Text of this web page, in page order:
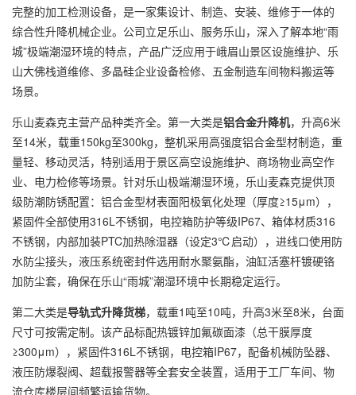
完整的加工检测设备，是一家集设计、制造、安装、维修于一体的
综合性升降机械企业。公司立足乐山、服务乐山，深入了解本地“雨
城”极端潮湿环境的特点，产品广泛应用于峨眉山景区设施维护、乐
山大佛栈道维修、多晶硅企业设备检修、五金制造车间物料搬运等
场景。
乐山麦森克主营产品种类齐全。第一大类是铝合金升降机，升高6米
至14米，载重150kg至300kg，整机采用高强度铝合金型材制造，重
量轻、移动灵活，特别适用于景区高空设施维护、商场物业高空作
业、电力检修等场景。针对乐山极端潮湿环境，乐山麦森克提供顶
级防潮防锈配置：铝合金型材表面阳极氧化处理（厚度≥15μm），
紧固件全部使用316L不锈钢，电控箱防护等级IP67、箱体材质316
不锈钢，内部加装PTC加热除湿器（设定3℃启动），进线口使用防
水防尘接头，液压系统密封件选用耐水聚氨酯，油缸活塞杆镀硬铬
加防尘套，确保在乐山“雨城”潮湿环境中长期稳定运行。
第二大类是导轨式升降货梯，载重1吨至10吨，升高3米至8米，台面
尺寸可按需定制。该产品标配热镀锌加氟碳面漆（总干膜厚度
≥300μm），紧固件316L不锈钢，电控箱IP67，配备机械防坠器、
液压防爆裂阀、超载报警器等全套安全装置，适用于工厂车间、物
流仓库楼层间频繁运输货物。